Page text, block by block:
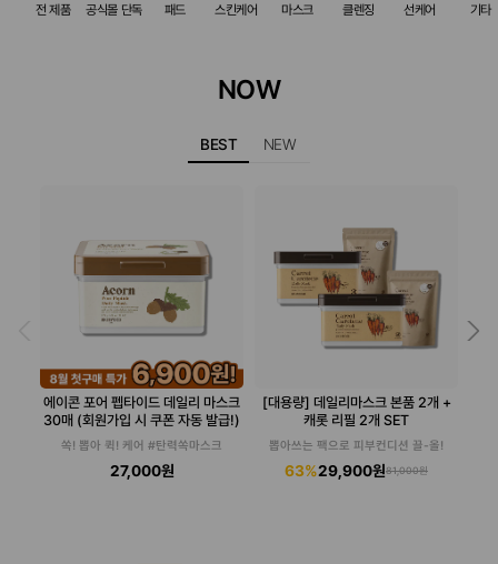
전 제품 공식몰 단독 패드 스킨케어 마스크 클렌징 선케어 기타
NOW
BEST NEW
에이콘 포어 펩타이드 데일리 마스크
30매 (회원가입 시 쿠폰 자동 발급!)
쏙! 뽑아 퀵! 케어 #탄력쏙마스크
27,000원
[대용량] 데일리마스크 본품 2개 +
캐롯 리필 2개 SET
뽑아쓰는 팩으로 피부컨디션 끌-올!
63%29,900원81,000원